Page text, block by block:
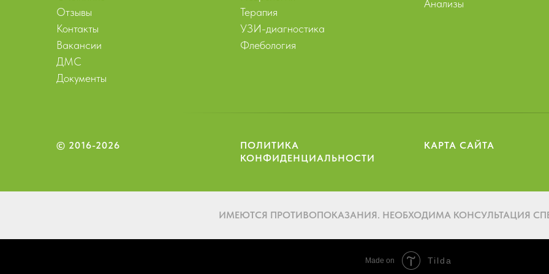
Отзывы
Контакты
Вакансии
ДМС
Документы
Терапия
УЗИ-диагностика
Флебология
Анализы
© 2016-2026
ПОЛИТИКА
КОНФИДЕНЦИАЛЬНОСТИ
КАРТА САЙТА
ИМЕЮТСЯ ПРОТИВОПОКАЗАНИЯ. НЕОБХОДИМА КОНСУЛЬТАЦИЯ
Made on Tilda